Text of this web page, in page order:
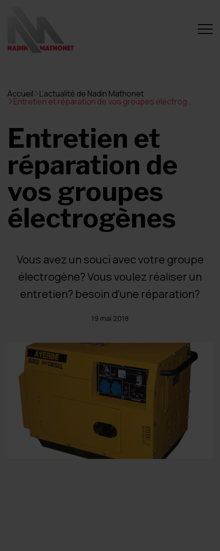
Accueil L’actualité de Nadin Mathonet
Entretien et réparation de vos groupes électrog...
Entretien et
réparation de
vos groupes
électrogènes
Vous avez un souci avec votre groupe
électrogène? Vous voulez réaliser un
entretien? besoin d'une réparation?
19 mai 2018